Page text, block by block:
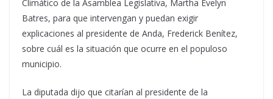
Climático de la Asamblea Legislativa, Martha Evelyn
Batres, para que intervengan y puedan exigir
explicaciones al presidente de Anda, Frederick Benítez,
sobre cuál es la situación que ocurre en el populoso
municipio.
La diputada dijo que citarían al presidente de la